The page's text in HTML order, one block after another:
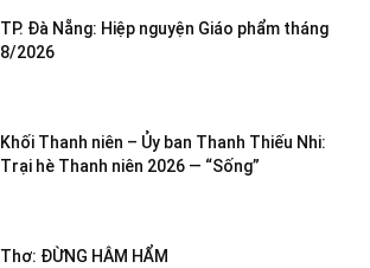
TP. Đà Nẵng: Hiệp nguyện Giáo phẩm tháng
8/2026
Khối Thanh niên – Ủy ban Thanh Thiếu Nhi:
Trại hè Thanh niên 2026 — “Sống”
Thơ: ĐỪNG HÂM HẨM